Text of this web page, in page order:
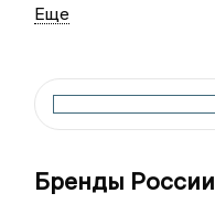
Бренды России